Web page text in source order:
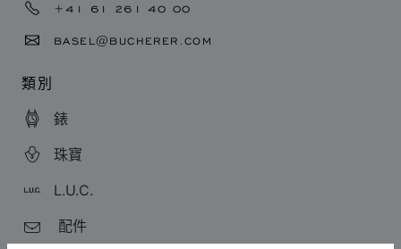
+41 61 261 40 00
BASEL@BUCHERER.COM
類別
錶
珠寶
L.U.C.
配件